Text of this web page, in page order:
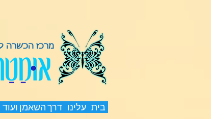
מרכז הכשרה
דרך השאמן ועוד עלינו בית